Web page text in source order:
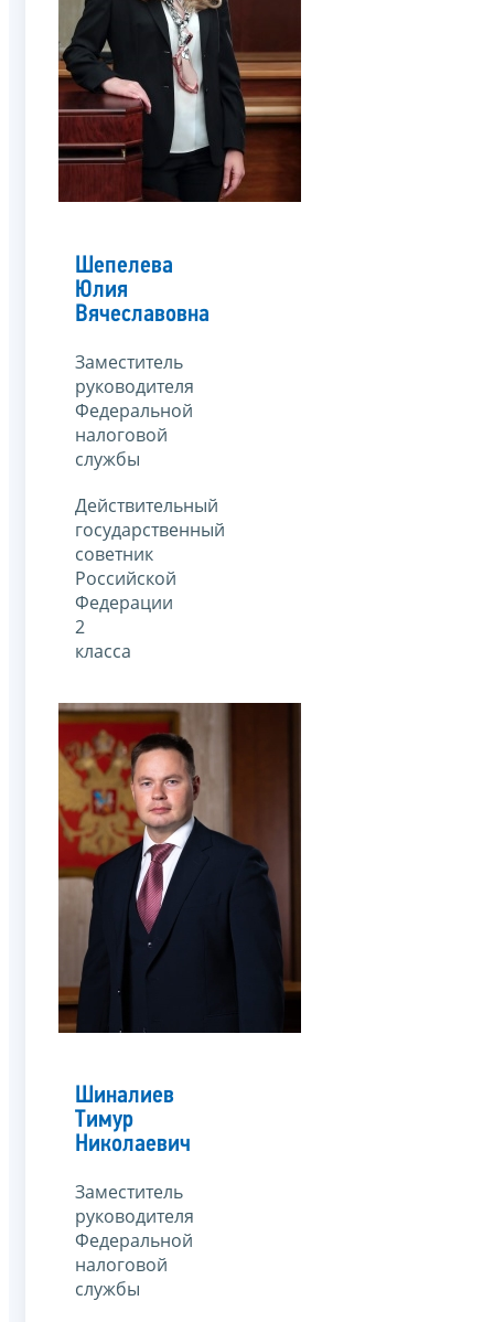
Шепелева
Юлия
Вячеславовна
Заместитель
руководителя
Федеральной
налоговой
службы
Действительный
государственный
советник
Российской
Федерации
2
класса
Шиналиев
Тимур
Николаевич
Заместитель
руководителя
Федеральной
налоговой
службы